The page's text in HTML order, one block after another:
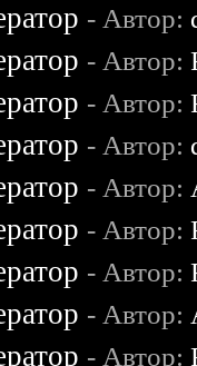
- Автор:
- Автор:
- Автор:
- Автор:
- Автор:
- Автор:
- Автор:
- Автор:
- Автор: